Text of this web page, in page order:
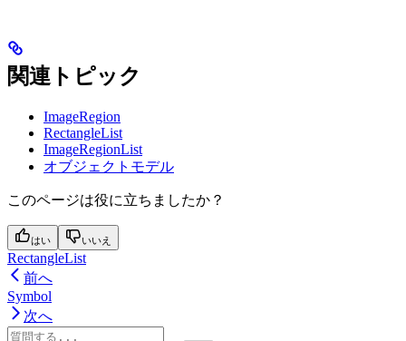
関連トピック
ImageRegion
RectangleList
ImageRegionList
オブジェクトモデル
このページは役に立ちましたか？
はい いいえ
RectangleList
前へ
Symbol
次へ